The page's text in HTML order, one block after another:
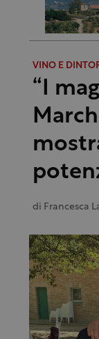
VINO E
“I
di Francesca